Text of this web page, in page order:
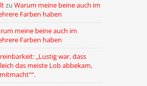
zu Warum meine beine auch im
Farben haben
meine beine auch im
Farben haben
„Lustig war, dass
das meiste Lob abbekam,